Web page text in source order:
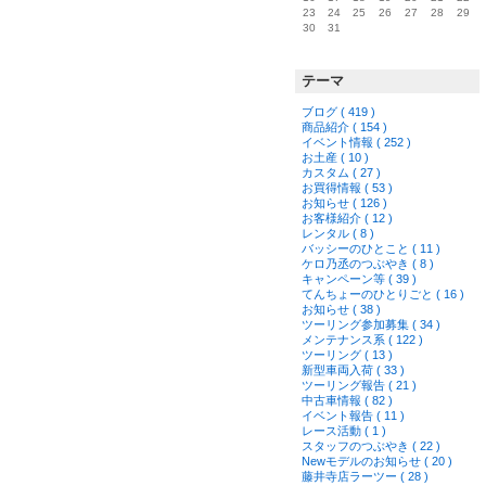
23
24 25 26 27 28
29
30
31
テーマ
ブログ ( 419 )
商品紹介 ( 154 )
イベント情報 ( 252 )
お土産 ( 10 )
カスタム ( 27 )
お買得情報 ( 53 )
お知らせ ( 126 )
お客様紹介 ( 12 )
レンタル ( 8 )
バッシーのひとこと ( 11 )
ケロ乃丞のつぶやき ( 8 )
キャンペーン等 ( 39 )
てんちょーのひとりごと ( 16 )
お知らせ ( 38 )
ツーリング参加募集 ( 34 )
メンテナンス系 ( 122 )
ツーリング ( 13 )
新型車両入荷 ( 33 )
ツーリング報告 ( 21 )
中古車情報 ( 82 )
イベント報告 ( 11 )
レース活動 ( 1 )
スタッフのつぶやき ( 22 )
Newモデルのお知らせ ( 20 )
藤井寺店ラーツー ( 28 )